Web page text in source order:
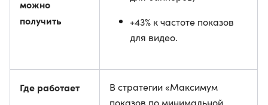
можно
получить
+43% к частоте показов
для видео.
Где работает
В стратегии «Максимум
показов по минимальной